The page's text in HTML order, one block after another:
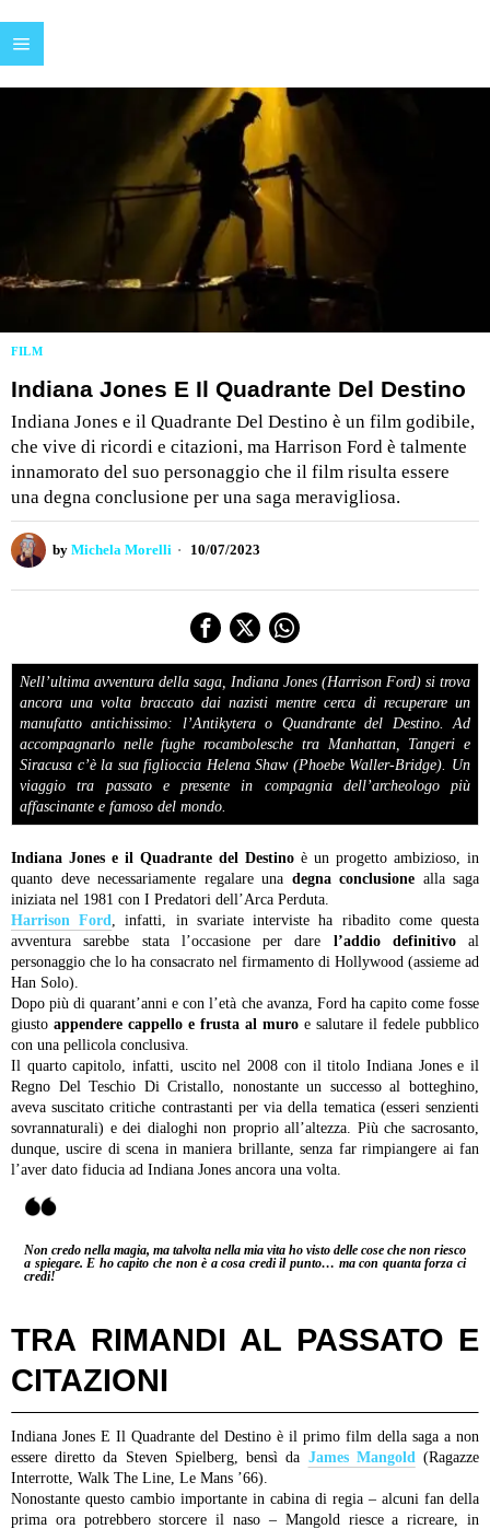
FILM
Indiana Jones E Il Quadrante Del Destino
Indiana Jones e il Quadrante Del Destino è un film godibile,
che vive di ricordi e citazioni, ma Harrison Ford è talmente
innamorato del suo personaggio che il film risulta essere
una degna conclusione per una saga meravigliosa.
by Michela Morelli 10/07/2023
Nell’ultima avventura della saga, Indiana Jones (Harrison Ford) si trova
ancora una volta braccato dai nazisti mentre cerca di recuperare un
manufatto antichissimo: l’Antikytera o Quandrante del Destino. Ad
accompagnarlo nelle fughe rocambolesche tra Manhattan, Tangeri e
Siracusa c’è la sua figlioccia Helena Shaw (Phoebe Waller-Bridge). Un
viaggio tra passato e presente in compagnia dell’archeologo più
affascinante e famoso del mondo.
Indiana Jones e il Quadrante del Destino è un progetto ambizioso, in
quanto deve necessariamente regalare una degna conclusione alla saga
iniziata nel 1981 con I Predatori dell’Arca Perduta.
Harrison Ford, infatti, in svariate interviste ha ribadito come questa
avventura sarebbe stata l’occasione per dare l’addio definitivoal
personaggio che lo ha consacrato nel firmamento di Hollywood (assieme ad
Han Solo).
Dopo più di quarant’anni e con l’età che avanza, Ford ha capito come fosse
giusto appendere cappello e frusta al muro e salutare il fedele pubblico
con una pellicola conclusiva.
Il quarto capitolo, infatti, uscito nel 2008 con il titolo Indiana Jones e il
Regno Del Teschio Di Cristallo, nonostante un successo al botteghino,
aveva suscitato critiche contrastanti per via della tematica (esseri senzienti
sovrannaturali) e dei dialoghi non proprio all’altezza. Più che sacrosanto,
dunque, uscire di scena in maniera brillante, senza far rimpiangere ai fan
l’aver dato fiducia ad Indiana Jones ancora una volta.
Non credo nella magia, ma talvolta nella mia vita ho visto delle cose che non riesco
a spiegare. E ho capito che non è a cosa credi il punto… ma con quanta forza ci
credi!
TRA RIMANDI AL PASSATO E
CITAZIONI
Indiana Jones E Il Quadrante del Destino è il primo film della saga a non
essere diretto da Steven Spielberg, bensì da James Mangold(Ragazze
Interrotte, Walk The Line, Le Mans ’66).
Nonostante questo cambio importante in cabina di regia – alcuni fan della
prima ora potrebbero storcere il naso – Mangold riesce a ricreare, in